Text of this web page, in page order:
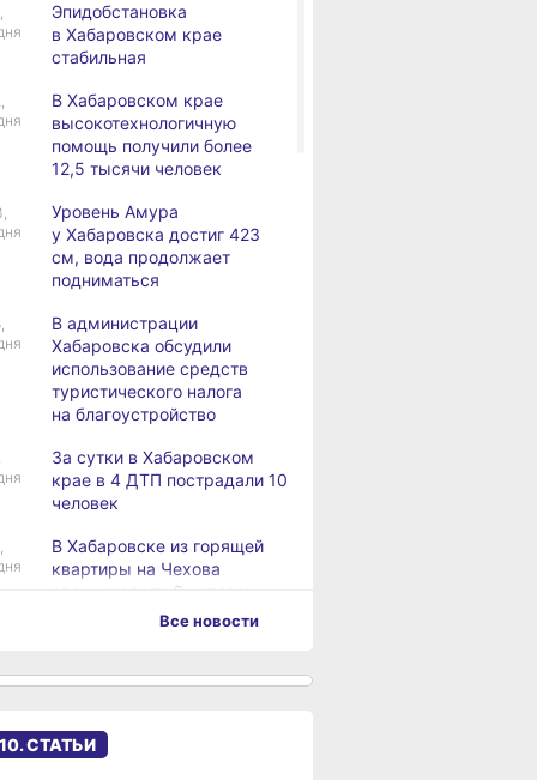
Эпидобстановка
в Хабаровском крае
стабильная
В Хабаровском крае
высокотехнологичную
помощь получили более
12,5 тысячи человек
Уровень Амура
у Хабаровска достиг 423
см, вода продолжает
подниматься
В администрации
Хабаровска обсудили
использование средств
туристического налога
на благоустройство
За сутки в Хабаровском
крае в 4 ДТП пострадали 10
человек
В Хабаровске из горящей
квартиры на Чехова
эвакуировали 6 человек
установился высокий класс
В угледобывающем районе
Все новости
СТАТЬИ